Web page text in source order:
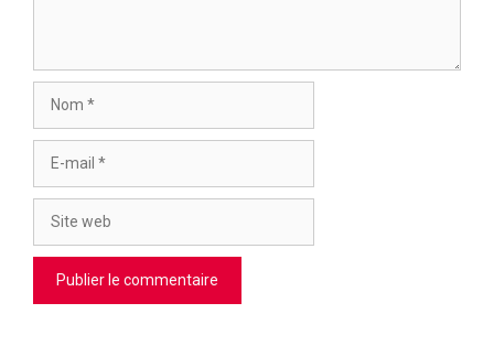
mail
web